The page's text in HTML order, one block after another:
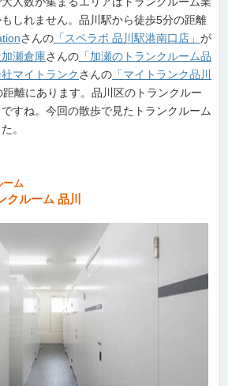
しれません。品川駅から徒歩5分の距離
さんの 「スペラボ 品川駅港南口店」 が
瀬倉庫さんの 「加瀬のトランクルーム品
マイトランクさんの 「マイトランク品川
離にあります。品川区のトランクルー
すね。今回の散歩で見たトランクルーム
。
ーム
クルーム 品川